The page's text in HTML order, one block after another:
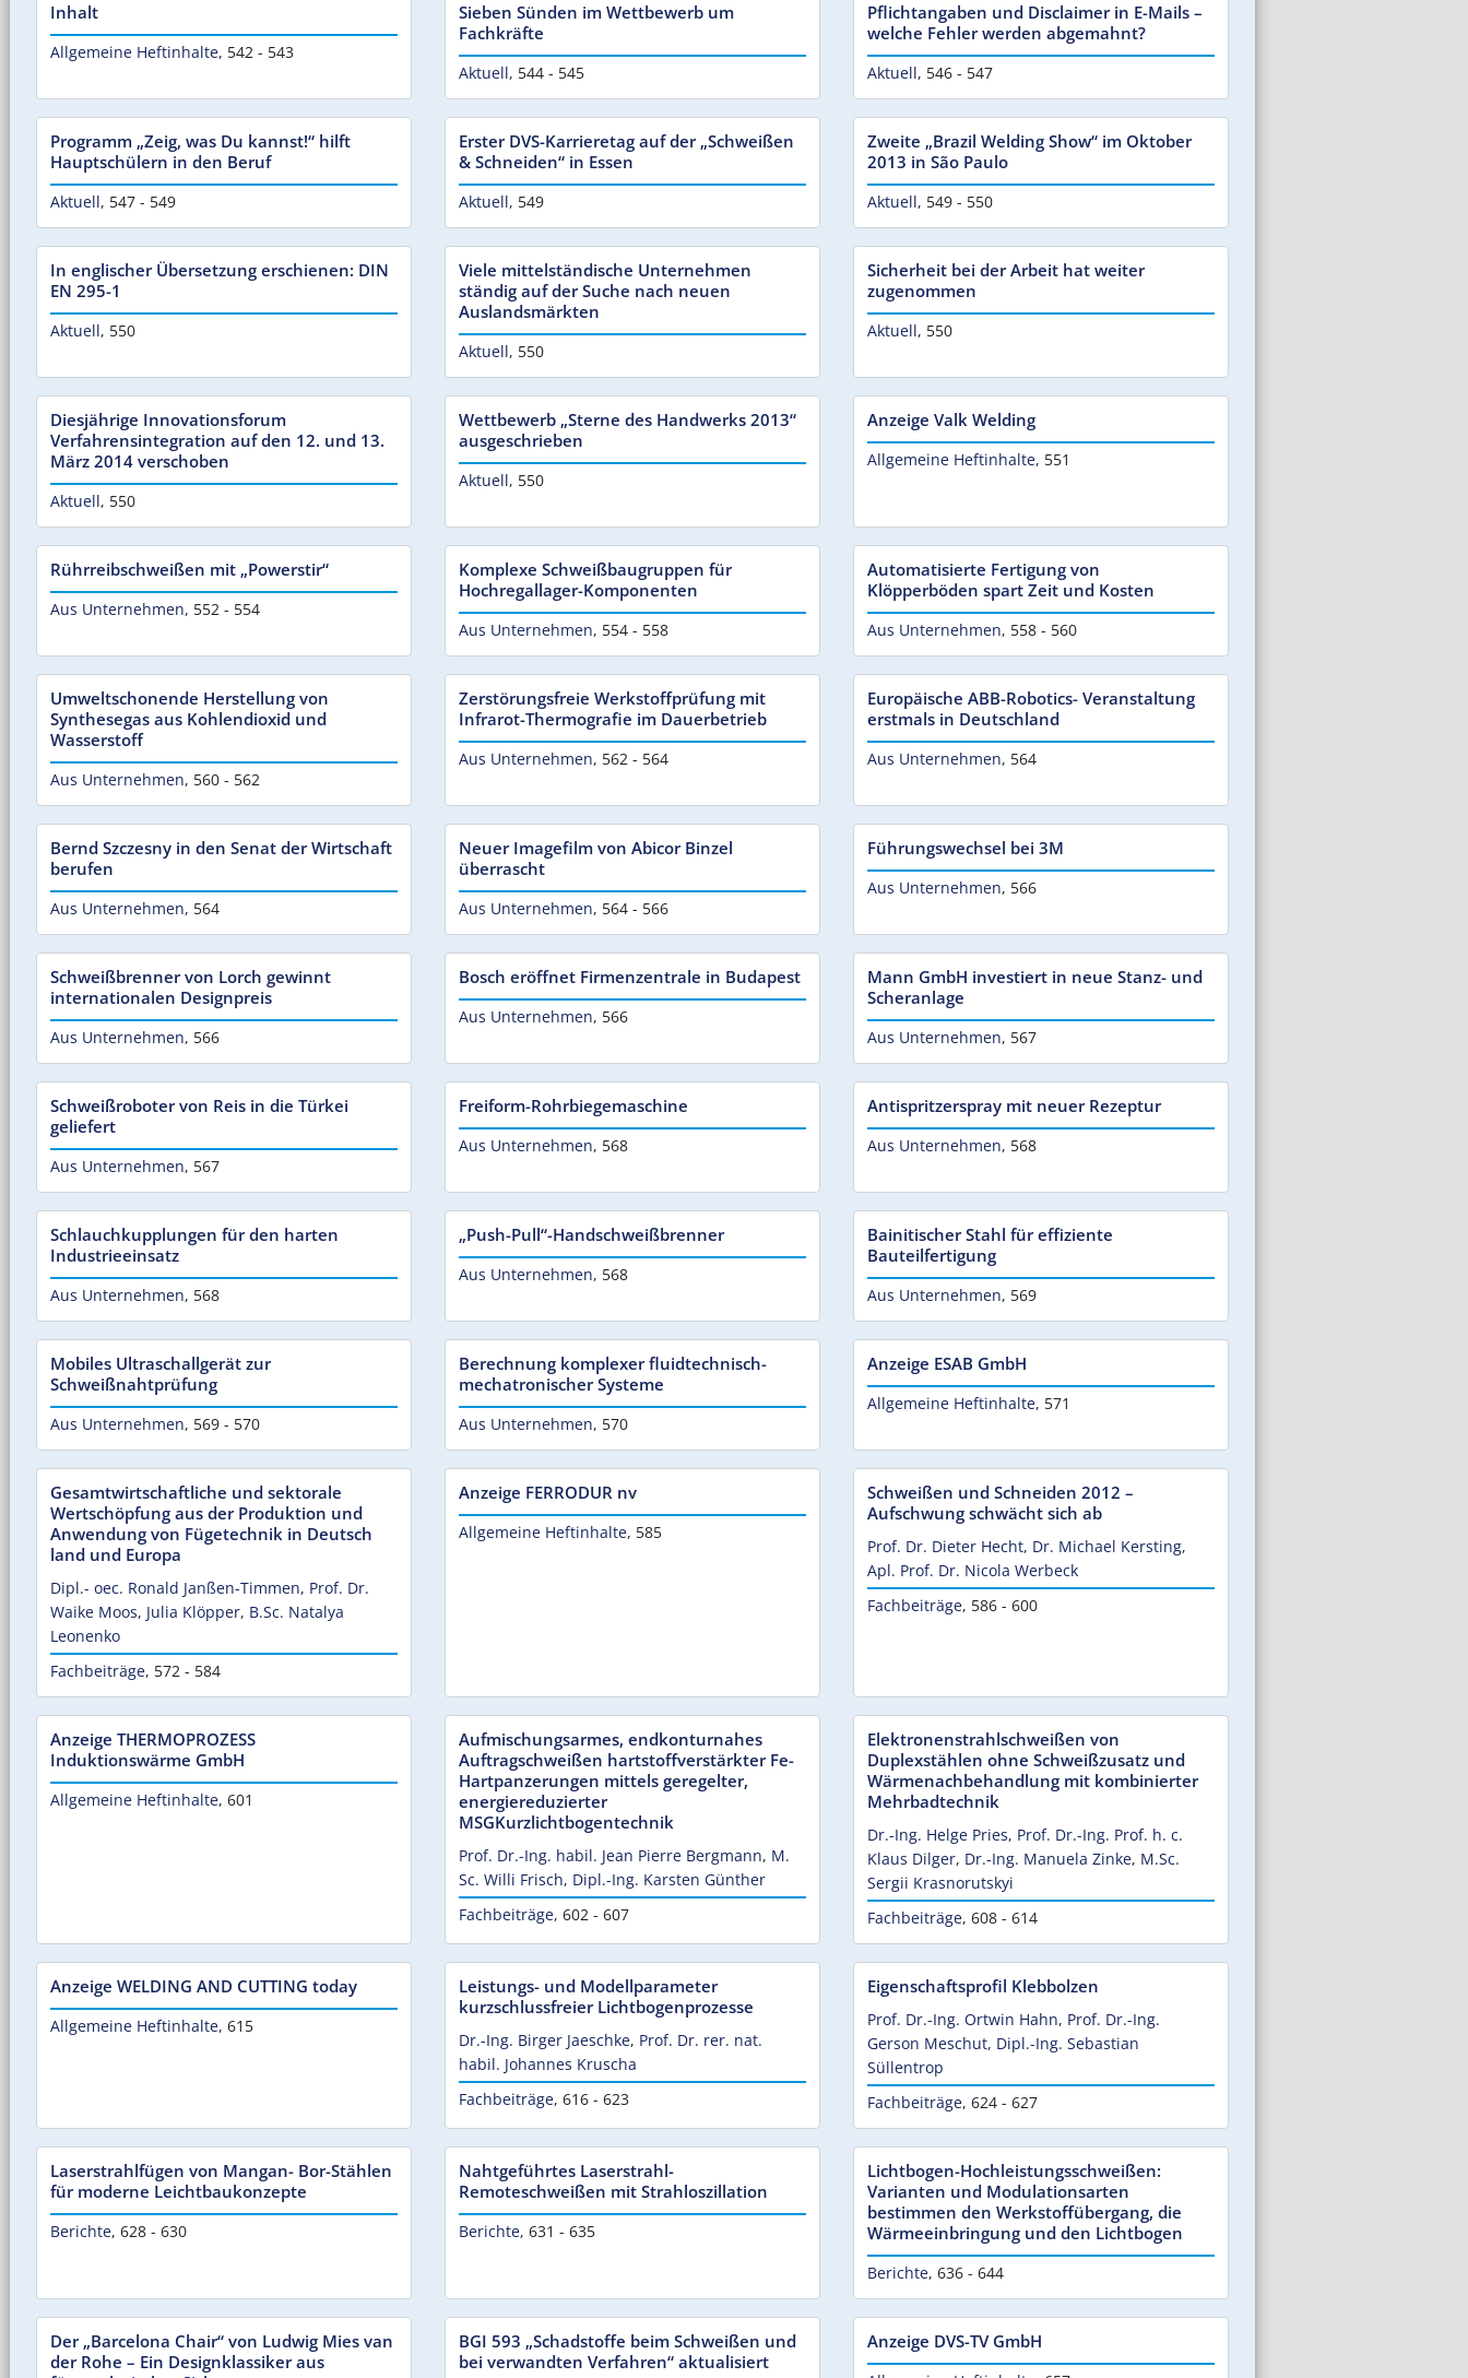
Inhalt
Allgemeine Heftinhalte, 542 - 543
Sieben Sünden im Wettbewerb um
Fachkräfte
Aktuell, 544 - 545
Pflichtangaben und Disclaimer in E-Mails –
welche Fehler werden abgemahnt?
Aktuell, 546 - 547
Programm „Zeig, was Du kannst!“ hilft
Hauptschülern in den Beruf
Aktuell, 547 - 549
Erster DVS-Karrieretag auf der „Schweißen
& Schneiden“ in Essen
Aktuell, 549
Zweite „Brazil Welding Show“ im Oktober
2013 in São Paulo
Aktuell, 549 - 550
In englischer Übersetzung erschienen: DIN
EN 295-1
Aktuell, 550
Viele mittelständische Unternehmen
ständig auf der Suche nach neuen
Auslandsmärkten
Aktuell, 550
Sicherheit bei der Arbeit hat weiter
zugenommen
Aktuell, 550
Diesjährige Innovationsforum
Verfahrensintegration auf den 12. und 13.
März 2014 verschoben
Aktuell, 550
Wettbewerb „Sterne des Handwerks 2013“
ausgeschrieben
Aktuell, 550
Anzeige Valk Welding
Allgemeine Heftinhalte, 551
Rührreibschweißen mit „Powerstir“
Aus Unternehmen, 552 - 554
Komplexe Schweißbaugruppen für
Hochregallager-Komponenten
Aus Unternehmen, 554 - 558
Automatisierte Fertigung von
Klöpperböden spart Zeit und Kosten
Aus Unternehmen, 558 - 560
Umweltschonende Herstellung von
Synthesegas aus Kohlendioxid und
Wasserstoff
Aus Unternehmen, 560 - 562
Zerstörungsfreie Werkstoffprüfung mit
Infrarot-Thermografie im Dauerbetrieb
Aus Unternehmen, 562 - 564
Europäische ABB-Robotics- Veranstaltung
erstmals in Deutschland
Aus Unternehmen, 564
Bernd Szczesny in den Senat der Wirtschaft
berufen
Aus Unternehmen, 564
Neuer Imagefilm von Abicor Binzel
überrascht
Aus Unternehmen, 564 - 566
Führungswechsel bei 3M
Aus Unternehmen, 566
Schweißbrenner von Lorch gewinnt
internationalen Designpreis
Aus Unternehmen, 566
Bosch eröffnet Firmenzentrale in Budapest
Aus Unternehmen, 566
Mann GmbH investiert in neue Stanz- und
Scheranlage
Aus Unternehmen, 567
Schweißroboter von Reis in die Türkei
geliefert
Aus Unternehmen, 567
Freiform-Rohrbiegemaschine
Aus Unternehmen, 568
Antispritzerspray mit neuer Rezeptur
Aus Unternehmen, 568
Schlauchkupplungen für den harten
Industrieeinsatz
Aus Unternehmen, 568
„Push-Pull“-Handschweißbrenner
Aus Unternehmen, 568
Bainitischer Stahl für effiziente
Bauteilfertigung
Aus Unternehmen, 569
Mobiles Ultraschallgerät zur
Schweißnahtprüfung
Aus Unternehmen, 569 - 570
Berechnung komplexer fluidtechnisch-
mechatronischer Systeme
Aus Unternehmen, 570
Anzeige ESAB GmbH
Allgemeine Heftinhalte, 571
Gesamtwirtschaftliche und sektorale
Wertschöpfung aus der Produktion und
Anwendung von Fügetechnik in Deutsch
land und Europa
Dipl.- oec. Ronald Janßen-Timmen, Prof. Dr.
Waike Moos, Julia Klöpper, B.Sc. Natalya
Leonenko
Fachbeiträge, 572 - 584
Anzeige FERRODUR nv
Allgemeine Heftinhalte, 585
Schweißen und Schneiden 2012 –
Aufschwung schwächt sich ab
Prof. Dr. Dieter Hecht, Dr. Michael Kersting,
Apl. Prof. Dr. Nicola Werbeck
Fachbeiträge, 586 - 600
Anzeige THERMOPROZESS
Induktionswärme GmbH
Allgemeine Heftinhalte, 601
Aufmischungsarmes, endkonturnahes
Auftragschweißen hartstoffverstärkter Fe-
Hartpanzerungen mittels geregelter,
energiereduzierter
MSGKurzlichtbogentechnik
Prof. Dr.-Ing. habil. Jean Pierre Bergmann, M.
Sc. Willi Frisch, Dipl.-Ing. Karsten Günther
Fachbeiträge, 602 - 607
Elektronenstrahlschweißen von
Duplexstählen ohne Schweißzusatz und
Wärmenachbehandlung mit kombinierter
Mehrbadtechnik
Dr.-Ing. Helge Pries, Prof. Dr.-Ing. Prof. h. c.
Klaus Dilger, Dr.-Ing. Manuela Zinke, M.Sc.
Sergii Krasnorutskyi
Fachbeiträge, 608 - 614
Anzeige WELDING AND CUTTING today
Allgemeine Heftinhalte, 615
Leistungs- und Modellparameter
kurzschlussfreier Lichtbogenprozesse
Dr.-Ing. Birger Jaeschke, Prof. Dr. rer. nat.
habil. Johannes Kruscha
Fachbeiträge, 616 - 623
Eigenschaftsprofil Klebbolzen
Prof. Dr.-Ing. Ortwin Hahn, Prof. Dr.-Ing.
Gerson Meschut, Dipl.-Ing. Sebastian
Süllentrop
Fachbeiträge, 624 - 627
Laserstrahlfügen von Mangan- Bor-Stählen
für moderne Leichtbaukonzepte
Berichte, 628 - 630
Nahtgeführtes Laserstrahl-
Remoteschweißen mit Strahloszillation
Berichte, 631 - 635
Lichtbogen-Hochleistungsschweißen:
Varianten und Modulationsarten
bestimmen den Werkstoffübergang, die
Wärmeeinbringung und den Lichtbogen
Berichte, 636 - 644
Der „Barcelona Chair“ von Ludwig Mies van
der Rohe – Ein Designklassiker aus
BGI 593 „Schadstoffe beim Schweißen und
bei verwandten Verfahren“ aktualisiert
Anzeige DVS-TV GmbH